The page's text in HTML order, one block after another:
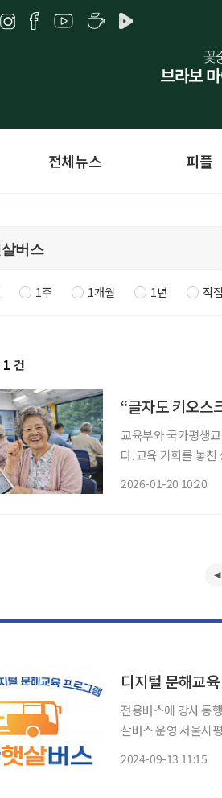
전체뉴스 피플
1주 1개월 1년 직
1 건
“글자도 키오스
교육부와 국가평생
다. 교육 기회를 놓
2026-01-20 10:20
디지털 문해교
전용버스에 강사 동
살버스 운영 서울시평생교육진흥원이 스마트 기기와 디지털 생활에 익숙하지 않은 시민들의
2024-09-13 11:15